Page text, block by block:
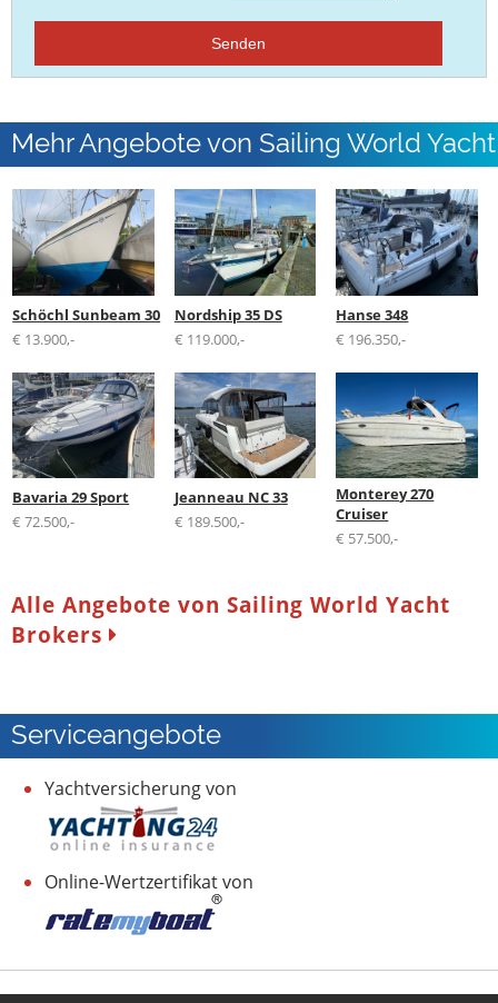
Senden
Mehr Angebote von Sailing World Yacht
Brokers
Schöchl Sunbeam 30
€ 13.900,-
Nordship 35 DS
€ 119.000,-
Hanse 348
€ 196.350,-
Bavaria 29 Sport
€ 72.500,-
Jeanneau NC 33
€ 189.500,-
Monterey 270
Cruiser
€ 57.500,-
Alle Angebote von Sailing World Yacht
Brokers
Serviceangebote
Yachtversicherung von
Online-Wertzertifikat von